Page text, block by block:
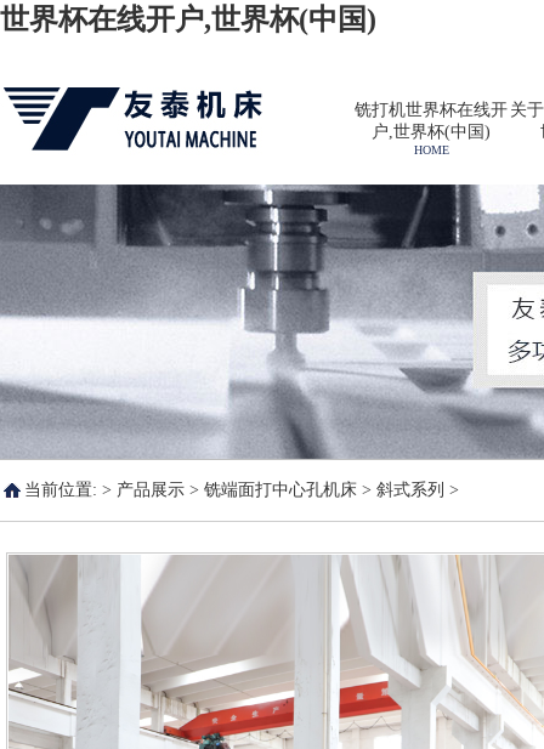
世界杯在线开户,世界杯(中国)
铣打机世界杯在线开
户,世界杯(中国)
HOME
关
当前位置: > 产品展示 > 铣端面打中心孔机床 > 斜式系列 >